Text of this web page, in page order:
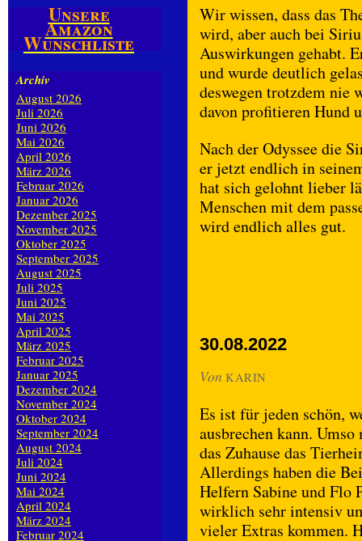
Wir wissen, dass das
wird, aber auch bei
Auswirkungen gehabt.
und wurde deutlich
deswegen trotzdem nie
davon profitieren Hund
Nach der Odyssee die
er jetzt endlich in
hat sich gelohnt lieber
Menschen mit dem
wird endlich alles gut.
30.08.2022
Von KARIN
Es ist für jeden schön,
ausbrechen kann.
das Zuhause das
Allerdings haben die
Helfern Sabine und Flo
wirklich sehr intensiv
vieler Extras kommen.
Unsere
Amazon
Wunschliste
Archiv
August 2026
Juli 2026
Juni 2026
Mai 2026
April 2026
März 2026
Februar 2026
Januar 2026
Dezember 2025
November 2025
Oktober 2025
September 2025
August 2025
Juli 2025
Juni 2025
Mai 2025
April 2025
März 2025
Februar 2025
Januar 2025
Dezember 2024
November 2024
Oktober 2024
September 2024
August 2024
Juli 2024
Juni 2024
Mai 2024
April 2024
März 2024
Februar 2024